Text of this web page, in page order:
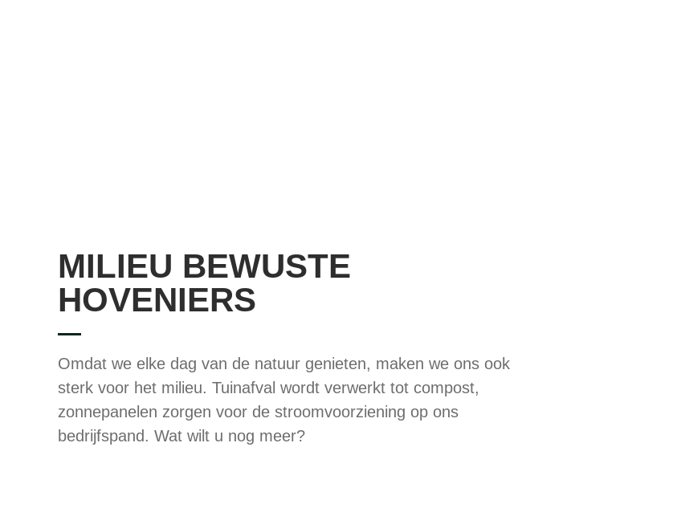
MILIEU BEWUSTE
HOVENIERS
Omdat we elke dag van de natuur genieten, maken we ons ook
sterk voor het milieu. Tuinafval wordt verwerkt tot compost,
zonnepanelen zorgen voor de stroomvoorziening op ons
bedrijfspand. Wat wilt u nog meer?